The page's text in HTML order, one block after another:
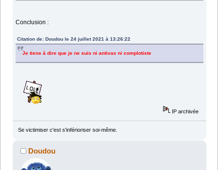
Conclusion :
Citation de: Doudou le 24 juillet 2021 à 13:26:22
Je tiens à dire que je ne suis ni antivax ni complotiste
IP archivée
Se victimiser c'est s'inférioriser soi-même.
Doudou